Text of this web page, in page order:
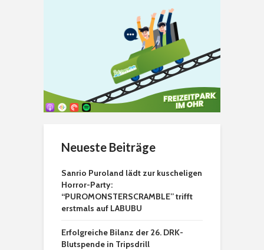
Neueste Beiträge
Sanrio Puroland lädt zur kuscheligen
Horror-Party:
“PUROMONSTERSCRAMBLE” trifft
erstmals auf LABUBU
Erfolgreiche Bilanz der 26. DRK-
Blutspende in Tripsdrill